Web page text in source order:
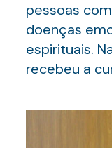
pessoas
doenças
espirituais.
recebeu a